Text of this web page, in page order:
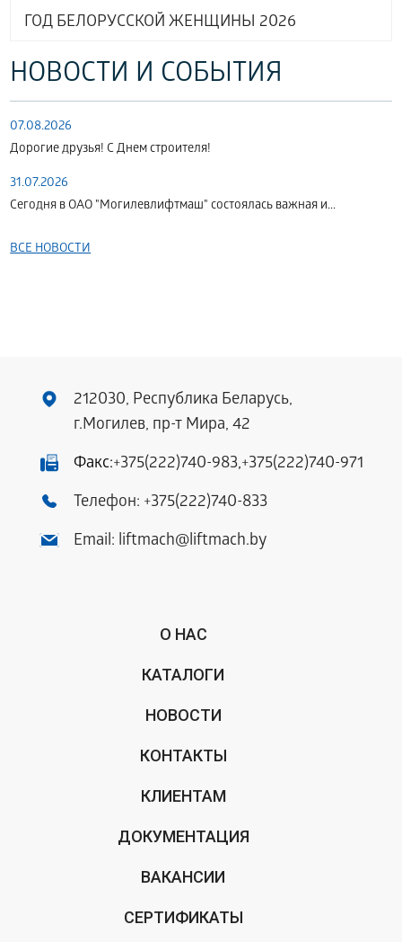
ГОД БЕЛОРУССКОЙ ЖЕНЩИНЫ 2026
НОВОСТИ И СОБЫТИЯ
07.08.2026
Дорогие друзья! С Днем строителя!
31.07.2026
Сегодня в ОАО "Могилевлифтмаш" состоялась важная и...
ВСЕ НОВОСТИ
212030, Республика Беларусь,
г.Могилев, пр-т Мира, 42
Факс:+375(222)740-983,+375(222)740-971
Телефон: +375(222)740-833
Email: liftmach@liftmach.by
О НАС
КАТАЛОГИ
НОВОСТИ
КОНТАКТЫ
КЛИЕНТАМ
ДОКУМЕНТАЦИЯ
ВАКАНСИИ
СЕРТИФИКАТЫ